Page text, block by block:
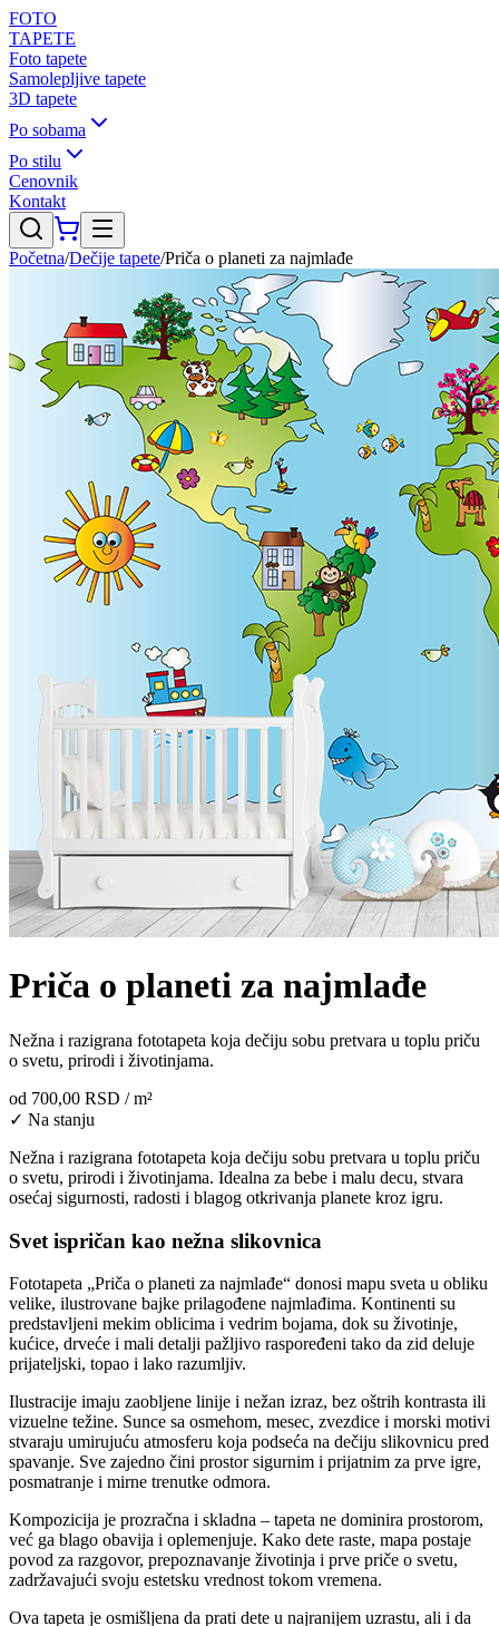
FOTO
TAPETE
Foto tapete
Samolepljive tapete
3D tapete
Po sobama
Po stilu
Cenovnik
Kontakt
Početna/Dečije tapete/Priča o planeti za najmlađe
Priča o planeti za najmlađe
Nežna i razigrana fototapeta koja dečiju sobu pretvara u toplu priču
o svetu, prirodi i životinjama.
od 700,00 RSD / m²
✓ Na stanju
Nežna i razigrana fototapeta koja dečiju sobu pretvara u toplu priču
o svetu, prirodi i životinjama. Idealna za bebe i malu decu, stvara
osećaj sigurnosti, radosti i blagog otkrivanja planete kroz igru.
Svet ispričan kao nežna slikovnica
Fototapeta „Priča o planeti za najmlađe“ donosi mapu sveta u obliku
velike, ilustrovane bajke prilagođene najmlađima. Kontinenti su
predstavljeni mekim oblicima i vedrim bojama, dok su životinje,
kućice, drveće i mali detalji pažljivo raspoređeni tako da zid deluje
prijateljski, topao i lako razumljiv.
Ilustracije imaju zaobljene linije i nežan izraz, bez oštrih kontrasta ili
vizuelne težine. Sunce sa osmehom, mesec, zvezdice i morski motivi
stvaraju umirujuću atmosferu koja podseća na dečiju slikovnicu pred
spavanje. Sve zajedno čini prostor sigurnim i prijatnim za prve igre,
posmatranje i mirne trenutke odmora.
Kompozicija je prozračna i skladna – tapeta ne dominira prostorom,
već ga blago obavija i oplemenjuje. Kako dete raste, mapa postaje
povod za razgovor, prepoznavanje životinja i prve priče o svetu,
zadržavajući svoju estetsku vrednost tokom vremena.
Ova tapeta je osmišljena da prati dete u najranijem uzrastu, ali i da